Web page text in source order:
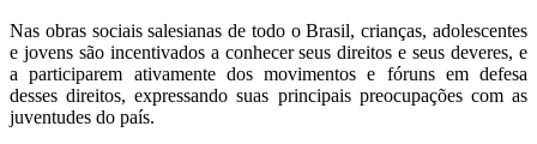
Nas obras sociais salesianas de todo o Brasil, crianças, adolescentes
e jovens são incentivados a conhecer seus direitos e seus deveres, e
a participarem ativamente dos movimentos e fóruns em defesa
desses direitos, expressando suas principais preocupações com as
juventudes do país.